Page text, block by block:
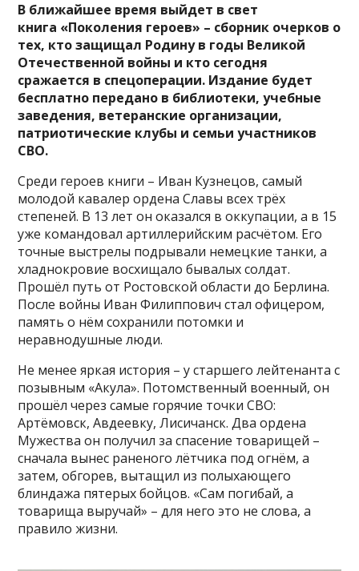
В ближайшее время выйдет в свет
книга «Поколения героев» – сборник очерков о
тех, кто защищал Родину в годы Великой
Отечественной войны и кто сегодня
сражается в спецоперации. Издание будет
бесплатно передано в библиотеки, учебные
заведения, ветеранские организации,
патриотические клубы и семьи участников
СВО.
Среди героев книги – Иван Кузнецов, самый
молодой кавалер ордена Славы всех трёх
степеней. В 13 лет он оказался в оккупации, а в 15
уже командовал артиллерийским расчётом. Его
точные выстрелы подрывали немецкие танки, а
хладнокровие восхищало бывалых солдат.
Прошёл путь от Ростовской области до Берлина.
После войны Иван Филиппович стал офицером,
память о нём сохранили потомки и
неравнодушные люди.
Не менее яркая история – у старшего лейтенанта с
позывным «Акула». Потомственный военный, он
прошёл через самые горячие точки СВО:
Артёмовск, Авдеевку, Лисичанск. Два ордена
Мужества он получил за спасение товарищей –
сначала вынес раненого лётчика под огнём, а
затем, обгорев, вытащил из полыхающего
блиндажа пятерых бойцов. «Сам погибай, а
товарища выручай» – для него это не слова, а
правило жизни.